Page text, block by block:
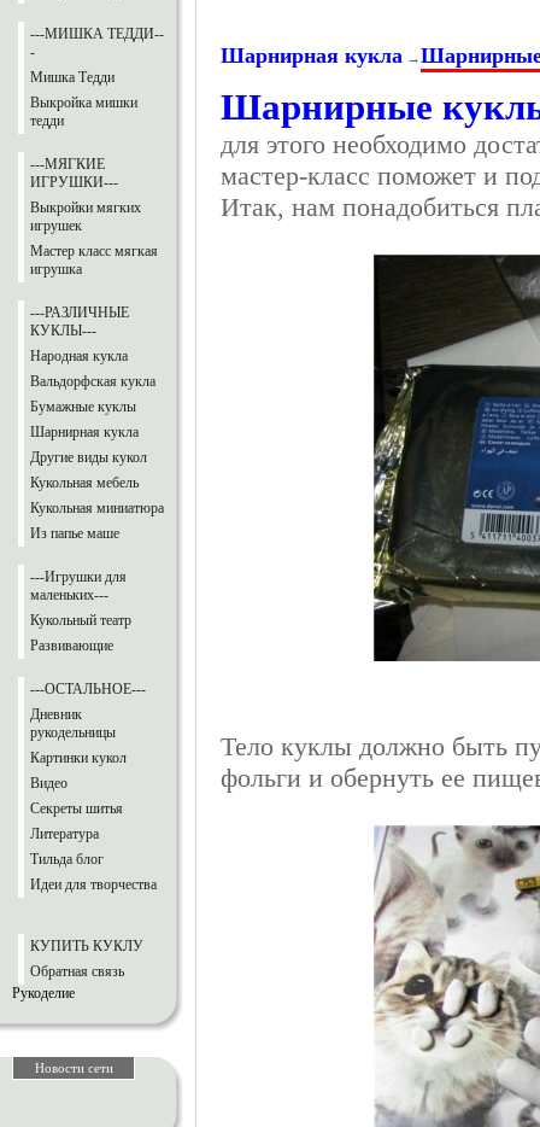
---МИШКА ТЕДДИ--
-
Мишка Тедди
Выкройка мишки
тедди
---МЯГКИЕ
ИГРУШКИ---
Выкройки мягких
игрушек
Мастер класс мягкая
игрушка
---РАЗЛИЧНЫЕ
КУКЛЫ---
Народная кукла
Вальдорфская кукла
Бумажные куклы
Шарнирная кукла
Другие виды кукол
Кукольная мебель
Кукольная миниатюра
Из папье маше
---Игрушки для
маленьких---
Кукольный театр
Развивающие
---ОСТАЛЬНОЕ---
Дневник
рукодельницы
Картинки кукол
Видео
Секреты шитья
Литература
Тильда блог
Идеи для творчества
КУПИТЬ КУКЛУ
Обратная связь
Рукоделие
Новости сети
Шарнирная кукла →
Шарнирные
для этого необходимо
мастер-класс поможет и
Итак, нам понадобиться
Тело куклы должно быть
фольги и обернуть ее